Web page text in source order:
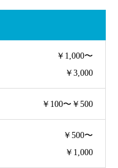
￥1,000〜
￥3,000
￥100〜￥500
￥500〜
￥1,000